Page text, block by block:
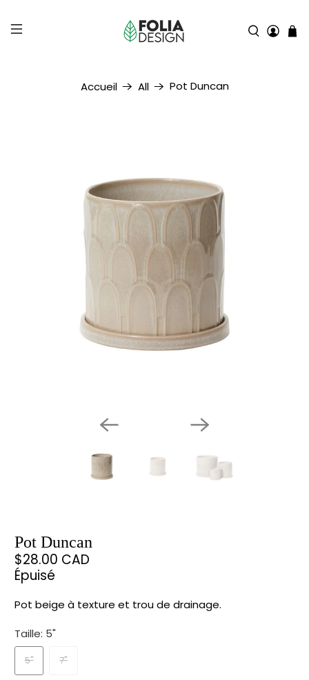
Accueil All Pot Duncan
Pot Duncan
$28.00 CAD
Épuisé
Pot beige à texture et trou de drainage.
Taille: 5"
5" 7"